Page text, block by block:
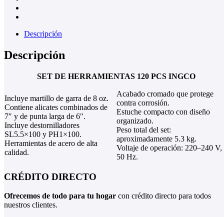
Descripción
Descripción
SET DE HERRAMIENTAS 120 PCS INGCO
Incluye martillo de garra de 8 oz.
Contiene alicates combinados de
7″ y de punta larga de 6″.
Incluye destornilladores
SL5.5×100 y PH1×100.
Herramientas de acero de alta
calidad.
Acabado cromado que protege
contra corrosión.
Estuche compacto con diseño
organizado.
Peso total del set:
aproximadamente 5.3 kg.
Voltaje de operación: 220–240 V,
50 Hz.
CRÉDITO DIRECTO
Ofrecemos de todo para tu hogar con crédito directo para todos
nuestros clientes.